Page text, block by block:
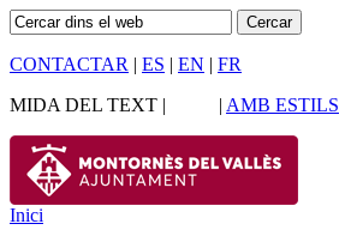
CONTACTAR | ES | EN | FR
MIDA DEL TEXT |
| AMB ESTILS
Inici